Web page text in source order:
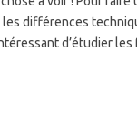
différences
d’étudier